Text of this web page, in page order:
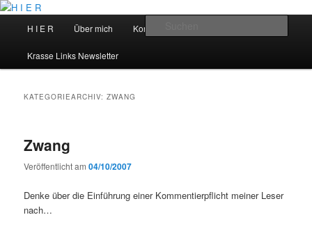
Zum
springen
Zum
springenH I E R
H I E R Über mich Kontakt
Krasse Links Newsletter
KATEGORIEARCHIV:ZWANG
Zwang
Veröffentlicht am04/10/2007
Denke über die Einführung einer Kommentierpflicht meiner Leser
nach…